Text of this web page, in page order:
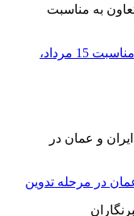
پیام مدیرعامل بانک توسعه تعاون به مناسبت 15 مرداد،
در مرحله تدوین